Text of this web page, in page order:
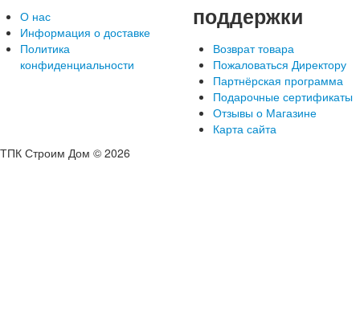
О нас
Информация о доставке
Политика
конфиденциальности
поддержки
Возврат товара
Пожаловаться Директору
Партнёрская программа
Подарочные сертификаты
Отзывы о Магазине
Карта сайта
ТПК Строим Дом © 2026